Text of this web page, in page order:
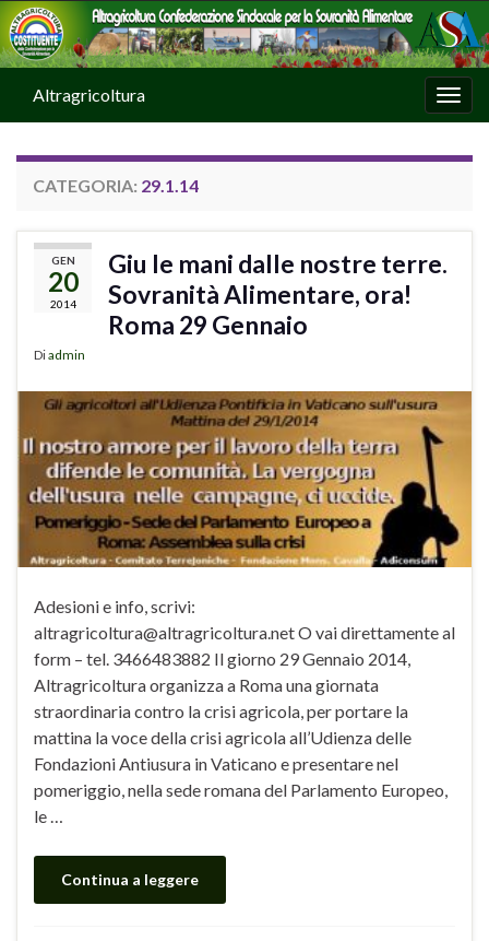
Altragricoltura
CATEGORIA: 29.1.14
GEN
20
2014
Giu le mani dalle nostre terre.
Sovranità Alimentare, ora!
Roma 29 Gennaio
Diadmin
Adesioni e info, scrivi:
altragricoltura@altragricoltura.net O vai direttamente al
form – tel. 3466483882 Il giorno 29 Gennaio 2014,
Altragricoltura organizza a Roma una giornata
straordinaria contro la crisi agricola, per portare la
mattina la voce della crisi agricola all’Udienza delle
Fondazioni Antiusura in Vaticano e presentare nel
pomeriggio, nella sede romana del Parlamento Europeo,
le …
Continua a leggere